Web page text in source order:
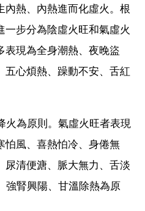
內熱、內熱進而化虛火。根
步分為陰虛火旺和氣虛火
表現為全身潮熱、夜晚盜
五心煩熱、躁動不安、舌紅
為原則。氣虛火旺者表現
怕風、喜熱怕冷、身倦無
尿清便溏、脈大無力、舌淡
腎興陽、甘溫除熱為原